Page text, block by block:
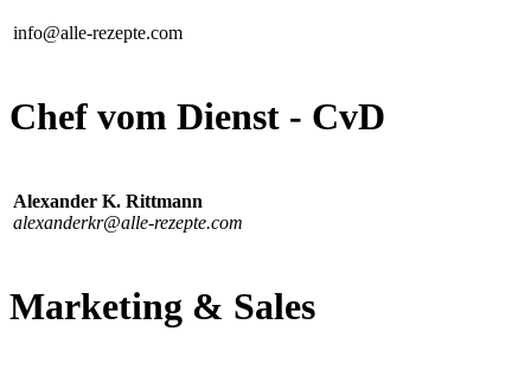
info@alle-rezepte.com
Chef vom Dienst - CvD
Alexander K. Rittmann
alexanderkr@alle-rezepte.com
Marketing & Sales